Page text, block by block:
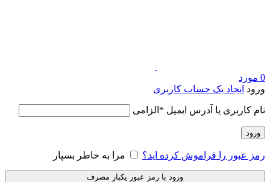
0 مورد
ورود ایجاد یک حساب کاربری
نام کاربری یا آدرس ایمیل * الزامی
ورود
رمز عبور را فراموش کرده اید؟ مرا به خاطر بسپار
ورود با رمز عبور یکبار مصرف